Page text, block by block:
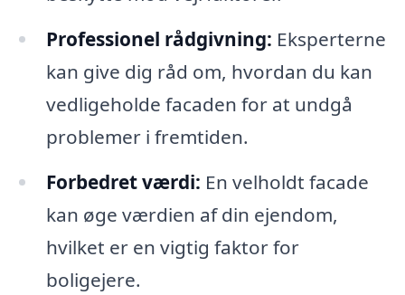
Professionel rådgivning: Eksperterne
kan give dig råd om, hvordan du kan
vedligeholde facaden for at undgå
problemer i fremtiden.
Forbedret værdi: En velholdt facade
kan øge værdien af din ejendom,
hvilket er en vigtig faktor for
boligejere.